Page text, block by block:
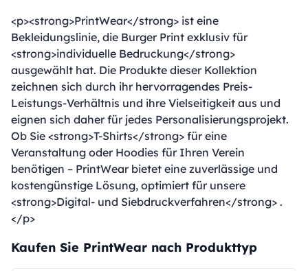
<p><strong>PrintWear</strong> ist eine
Bekleidungslinie, die Burger Print exklusiv für
<strong>individuelle Bedruckung</strong>
ausgewählt hat. Die Produkte dieser Kollektion
zeichnen sich durch ihr hervorragendes Preis-
Leistungs-Verhältnis und ihre Vielseitigkeit aus und
eignen sich daher für jedes Personalisierungsprojekt.
Ob Sie <strong>T-Shirts</strong> für eine
Veranstaltung oder Hoodies für Ihren Verein
benötigen – PrintWear bietet eine zuverlässige und
kostengünstige Lösung, optimiert für unsere
<strong>Digital- und Siebdruckverfahren</strong> .
</p>
Kaufen Sie PrintWear nach Produkttyp